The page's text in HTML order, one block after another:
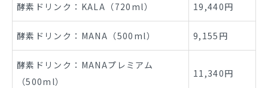
酵素ドリンク：KALA（720ml） 19,440円
酵素ドリンク：MANA（500ml） 9,155円
酵素ドリンク：MANAプレミアム
（500ml）
11,340円